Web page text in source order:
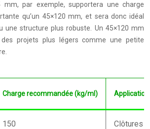
mm, par exemple, supportera une charge
qu’un 45×120 mm, et sera donc idéal
une structure plus robuste. Un 45×120 mm
projets plus légers comme une petite
Charge recommandée (kg/ml)
150 Clôtures